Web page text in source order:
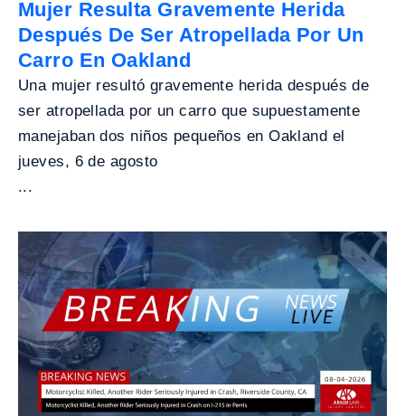
Mujer Resulta Gravemente Herida
Después De Ser Atropellada Por Un
Carro En Oakland
Una mujer resultó gravemente herida después de
ser atropellada por un carro que supuestamente
manejaban dos niños pequeños en Oakland el
jueves, 6 de agosto
...